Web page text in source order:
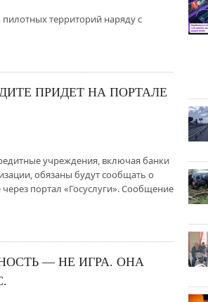
территорий наряду с
ПРИДЕТ НА ПОРТАЛЕ
учреждения, включая банки
обязаны будут сообщать о
портал «Госуслуги». Сообщение
— НЕ ИГРА. ОНА